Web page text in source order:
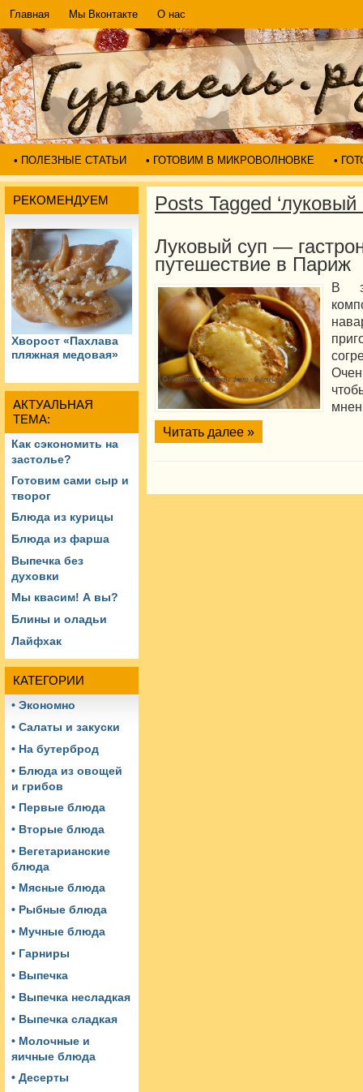
Главная Мы Вконтакте О нас
• ПОЛЕЗНЫЕ СТАТЬИ • ГОТОВИМ В МИКРОВОЛНОВКЕ •
РЕКОМЕНДУЕМ
Хворост «Пахлава
пляжная медовая»
АКТУАЛЬНАЯ
ТЕМА:
Как сэкономить на
застолье?
Готовим сами сыр и
творог
Блюда из курицы
Блюда из фарша
Выпечка без
духовки
Мы квасим! А вы?
Блины и оладьи
Лайфхак
КАТЕГОРИИ
• Экономно
• Салаты и закуски
• На бутерброд
• Блюда из овощей
и грибов
• Первые блюда
• Вторые блюда
• Вегетарианские
блюда
• Мясные блюда
• Рыбные блюда
• Мучные блюда
• Гарниры
• Выпечка
• Выпечка несладкая
• Выпечка сладкая
• Молочные и
яичные блюда
• Десерты
Posts Tagged ‘луковый
Луковый суп —
путешествие в Париж
В
Читать далее »